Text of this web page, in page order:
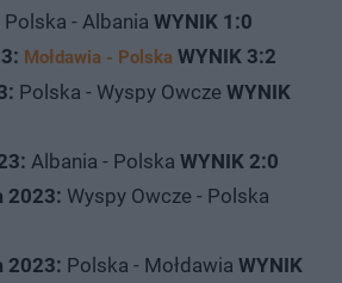
Polska - Albania WYNIK 1:0
Mołdawia - Polska WYNIK 3:2
Polska - Wyspy Owcze WYNIK
Albania - Polska WYNIK 2:0
2023: Wyspy Owcze - Polska
2023: Polska - Mołdawia WYNIK